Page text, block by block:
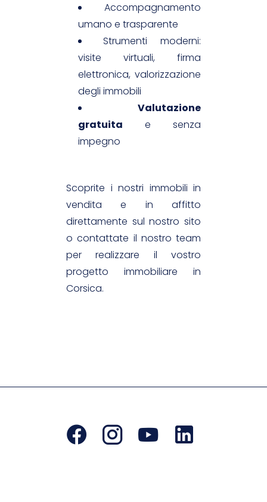
Accompagnamento
umano e trasparente
Strumenti moderni:
visite virtuali, firma
elettronica, valorizzazione
degli immobili
Valutazione
gratuita e senza
impegno
Scoprite i nostri immobili in
vendita e in affitto
direttamente sul nostro sito
o contattate il nostro team
per realizzare il vostro
progetto immobiliare in
Corsica.